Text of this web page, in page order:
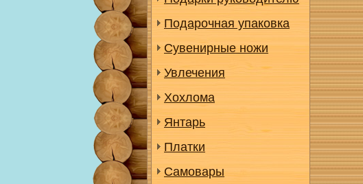
Подарочная упаковка
Сувенирные ножи
Увлечения
Хохлома
Янтарь
Платки
Самовары